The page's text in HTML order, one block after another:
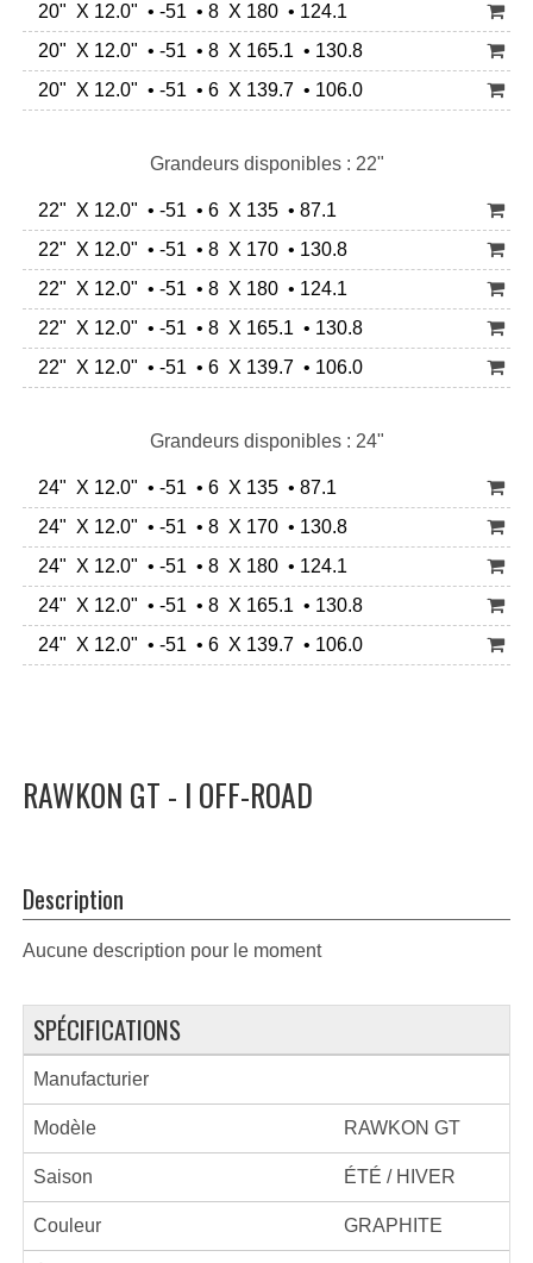
20" X 12.0" • -51 • 8 X 180 • 124.1
20" X 12.0" • -51 • 8 X 165.1 • 130.8
20" X 12.0" • -51 • 6 X 139.7 • 106.0
Grandeurs disponibles : 22"
22" X 12.0" • -51 • 6 X 135 • 87.1
22" X 12.0" • -51 • 8 X 170 • 130.8
22" X 12.0" • -51 • 8 X 180 • 124.1
22" X 12.0" • -51 • 8 X 165.1 • 130.8
22" X 12.0" • -51 • 6 X 139.7 • 106.0
Grandeurs disponibles : 24"
24" X 12.0" • -51 • 6 X 135 • 87.1
24" X 12.0" • -51 • 8 X 170 • 130.8
24" X 12.0" • -51 • 8 X 180 • 124.1
24" X 12.0" • -51 • 8 X 165.1 • 130.8
24" X 12.0" • -51 • 6 X 139.7 • 106.0
RAWKON GT - I OFF-ROAD
Description
Aucune description pour le moment
SPÉCIFICATIONS
Manufacturier
Modèle RAWKON GT
Saison ÉTÉ / HIVER
Couleur GRAPHITE